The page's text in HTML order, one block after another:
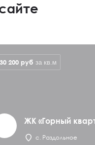
ЖК «Горный
с. Раздольное
200 руб за кв.м